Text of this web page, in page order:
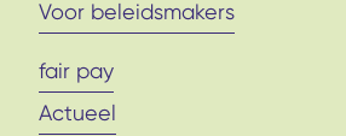
Voor beleidsmakers
fair pay
Actueel